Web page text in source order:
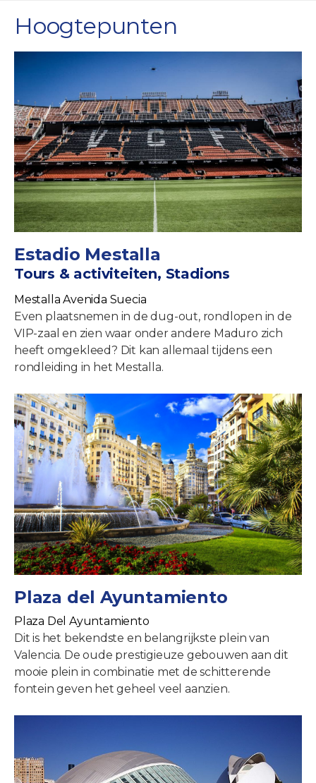
Hoogtepunten
Estadio Mestalla
Tours & activiteiten, Stadions
Mestalla Avenida Suecia
Even plaatsnemen in de dug-out, rondlopen in de
VIP-zaal en zien waar onder andere Maduro zich
heeft omgekleed? Dit kan allemaal tijdens een
rondleiding in het Mestalla.
Plaza del Ayuntamiento
Plaza Del Ayuntamiento
Dit is het bekendste en belangrijkste plein van
Valencia. De oude prestigieuze gebouwen aan dit
mooie plein in combinatie met de schitterende
fontein geven het geheel veel aanzien.